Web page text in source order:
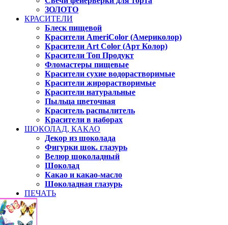
ЗОЛОТО
КРАСИТЕЛИ
Блеск пищевой
Красители AmeriColor (Америколор)
Красители Art Color (Арт Колор)
Красители Топ Продукт
Фломастеры пищевые
Красители сухие водорастворимые
Красители жирорастворимые
Красители натуральные
Пыльца цветочная
Краситель распылитель
Красители в наборах
ШОКОЛАД, КАКАО
Декор из шоколада
Фигурки шок. глазурь
Велюр шоколадный
Шоколад
Какао и какао-масло
Шоколадная глазурь
ПЕЧАТЬ